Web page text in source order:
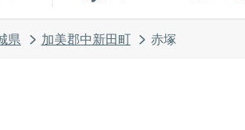
県 加美郡中新田町 赤塚